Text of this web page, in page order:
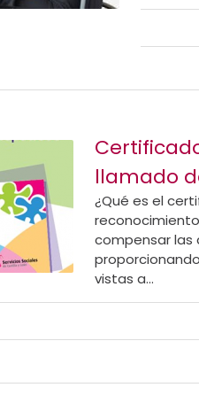
llamado
¿Qué es el
compensar las
vistas a...